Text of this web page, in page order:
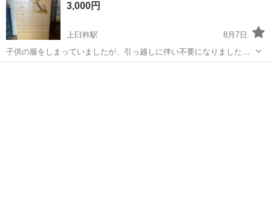
屋が散らかってま...3,000円
上臼杵駅
8月7日
子供の服をしまっていましたが、引っ越しに伴い不要になりましたの
でお譲り先を探しております。 結構な量の服を仕舞えますので、お子